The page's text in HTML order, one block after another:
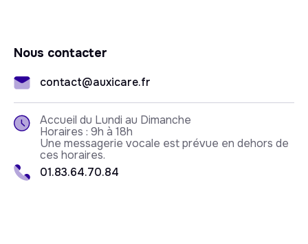
Nous contacter
contact@auxicare.fr
Accueil du Lundi au Dimanche
Horaires : 9h à 18h
Une messagerie vocale est prévue en dehors de
ces horaires.
01.83.64.70.84